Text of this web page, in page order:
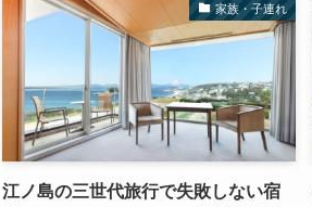
家族・子連れ
江ノ島の三世代旅行で失敗しない宿